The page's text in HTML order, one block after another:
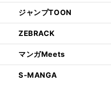
ジャンプTOON
ZEBRACK
マンガMeets
S-MANGA